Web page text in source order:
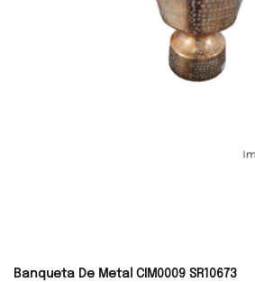
Banqueta De Metal CIM0009 SR10673